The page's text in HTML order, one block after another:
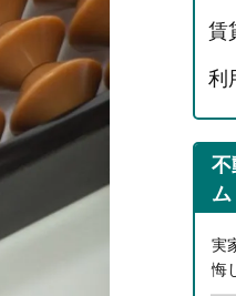
賃
利
ム
実
悔